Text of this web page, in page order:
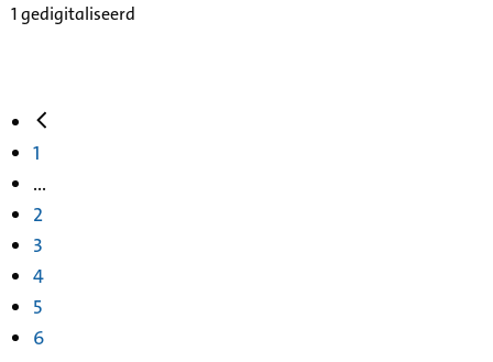
1 gedigitaliseerd
1
...
2
3
4
5
6